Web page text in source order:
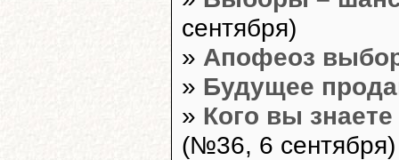
сентября)
» Апофеоз
» Будущее
» Кого вы
(№36, 6 сентября)